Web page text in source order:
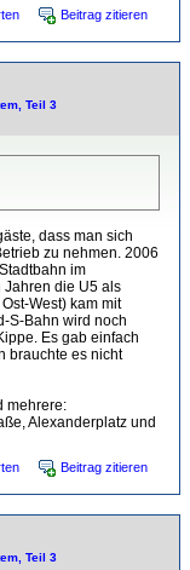
Beitrag zitieren
Teil 3
dass man sich
zu nehmen. 2006
im
Jahren die U5 als
West) kam mit
S-Bahn wird noch
Es gab einfach
brauchte es nicht
mehrere:
Alexanderplatz und
Beitrag zitieren
Teil 3